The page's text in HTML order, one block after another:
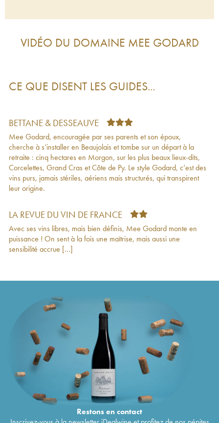
Morgon Passerelle 577 Mee Godard
Morgon Corcelette Mee Godard 2019 22€
Morgon Côte du Py Mee Godard 2018
Beaujolais Villages Mee Godard 2018
Moulin-à-Vent Au Michelon Mee Godard
Morgon Côte du Py Mee Godard2017 24
Morgon Corcelette Mee Godard2017 26€
Moulin-à-Vent Au Michelon Mee Godard 2017 25€
Morgon Grand Cras Mee Godard2017 21€
Morgon Côte du Py Mee Godard2016 32€
Morgon Passerelle 577 Mee Godard
Morgon Grand Cras Mee Godard
2016
Morgon Côte du Py Mee Godard
2015
Morgon Passerelle 577 Mee Godard 2015 44€
Morgon Corcelette Mee Godard 2015 23
Morgon Grand Cras Mee Godard
Morgon Côte du Py Mee Godard2014 27€
Morgon Passerelle 577 Mee Godard
VIDÉO DU DOMAINE MEE GODARD
CE QUE DISENT LES GUIDES...
BETTANE & DESSEAUVE
Mee Godard, encouragée par ses parents et son époux,
cherche à s’installer en Beaujolais et tombe sur un départ à la
retraite : cinq hectares en Morgon, sur les plus beaux lieux-dits,
Corcelettes, Grand Cras et Côte de Py. Le style Godard, c’est des
vins purs, jamais stériles, aériens mais structurés, qui transpirent
leur origine.
LA REVUE DU VIN DE FRANCE
Avec ses vins libres, mais bien définis, Mee Godard monte en
puissance ! On sent à la fois une maîtrise, mais aussi une
sensibilité accrue [...]
Restons encontact